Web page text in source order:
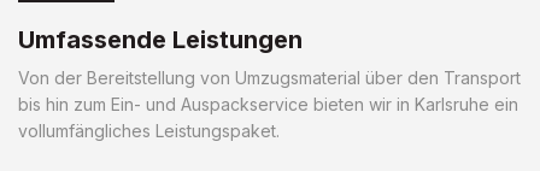
Umfassende Leistungen
Von der Bereitstellung von Umzugsmaterial über den Transport
bis hin zum Ein- und Auspackservice bieten wir in Karlsruhe ein
vollumfängliches Leistungspaket.